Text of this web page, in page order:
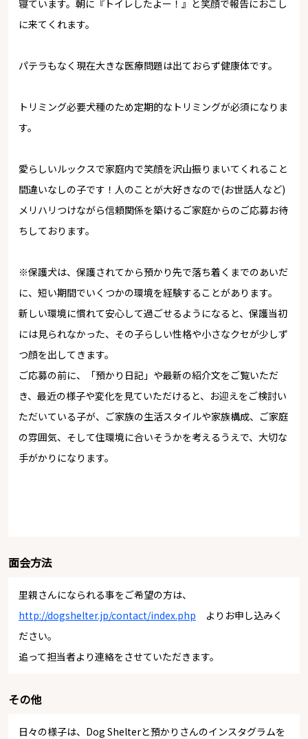
寝ています。朝に『トイレしたよー！』と笑顔で報告におこし
に来てくれます。
パテラもなく現在大きな医療問題は出ておらず健康体です。
トリミング必要犬種のため定期的なトリミングが必須になりま
す。
愛らしいルックスで家庭内で笑顔を沢山振りまいてくれること
間違いなしの子です！人のことが大好きなので(お世話人など)
メリハリつけながら信頼関係を築けるご家庭からのご応募お待
ちしております。
※保護犬は、保護されてから預かり先で落ち着くまでのあいだ
に、短い期間でいくつかの環境を経験することがあります。
新しい環境に慣れて安心して過ごせるようになると、保護当初
には見られなかった、その子らしい性格や小さなクセが少しず
つ顔を出してきます。
ご応募の前に、「預かり日記」や最新の紹介文をご覧いただ
き、最近の様子や変化を見ていただけると、お迎えをご検討い
ただいている子が、ご家族の生活スタイルや家族構成、ご家庭
の雰囲気、そして住環境に合いそうかを考えるうえで、大切な
手がかりになります。
面会方法
里親さんになられる事をご希望の方は、
http://dogshelter.jp/contact/index.php よりお申し込みく
ださい。
追って担当者より連絡をさせていただきます。
その他
日々の様子は、Dog Shelterと預かりさんのインスタグラムを